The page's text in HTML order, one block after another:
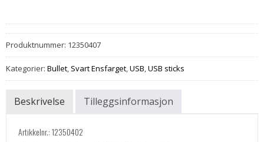
Produktnummer: 12350407
Kategorier: Bullet, Svart Ensfarget,USB,USB sticks
Beskrivelse Tilleggsinformasjon
Artikkelnr.: 12350402